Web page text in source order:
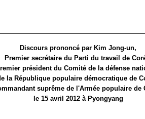
Discours prononcé par Kim Jong-un,
Premier secrétaire du Parti du travail de
président du Comité de la défense
la République populaire démocratique de
suprême de l'Armée populaire de
le 15 avril 2012 à Pyongyang